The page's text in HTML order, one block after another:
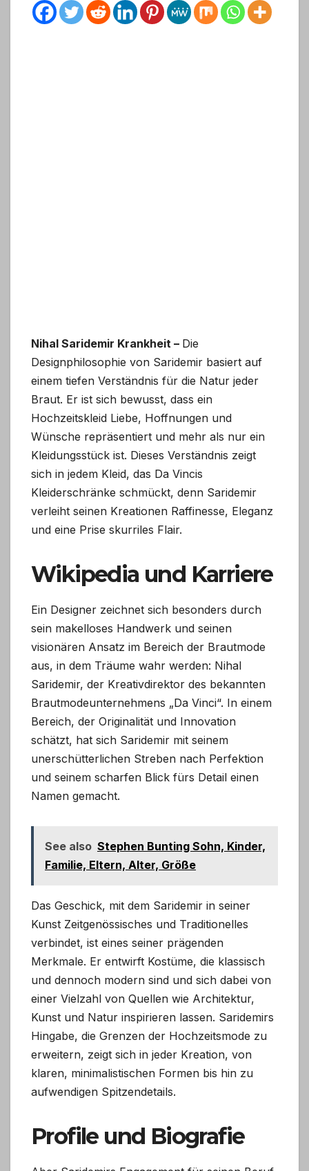
Nihal Saridemir Krankheit – Die
Designphilosophie von Saridemir basiert auf
einem tiefen Verständnis für die Natur jeder
Braut. Er ist sich bewusst, dass ein
Hochzeitskleid Liebe, Hoffnungen und
Wünsche repräsentiert und mehr als nur ein
Kleidungsstück ist. Dieses Verständnis zeigt
sich in jedem Kleid, das Da Vincis
Kleiderschränke schmückt, denn Saridemir
verleiht seinen Kreationen Raffinesse, Eleganz
und eine Prise skurriles Flair.
Wikipedia und Karriere
Ein Designer zeichnet sich besonders durch
sein makelloses Handwerk und seinen
visionären Ansatz im Bereich der Brautmode
aus, in dem Träume wahr werden: Nihal
Saridemir, der Kreativdirektor des bekannten
Brautmodeunternehmens „Da Vinci“. In einem
Bereich, der Originalität und Innovation
schätzt, hat sich Saridemir mit seinem
unerschütterlichen Streben nach Perfektion
und seinem scharfen Blick fürs Detail einen
Namen gemacht.
See also Stephen Bunting Sohn, Kinder,
Familie, Eltern, Alter, Größe
Das Geschick, mit dem Saridemir in seiner
Kunst Zeitgenössisches und Traditionelles
verbindet, ist eines seiner prägenden
Merkmale. Er entwirft Kostüme, die klassisch
und dennoch modern sind und sich dabei von
einer Vielzahl von Quellen wie Architektur,
Kunst und Natur inspirieren lassen. Saridemirs
Hingabe, die Grenzen der Hochzeitsmode zu
erweitern, zeigt sich in jeder Kreation, von
klaren, minimalistischen Formen bis hin zu
aufwendigen Spitzendetails.
Profile und Biografie